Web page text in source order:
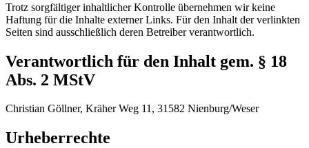
Trotz sorgfältiger inhaltlicher Kontrolle übernehmen wir keine
Haftung für die Inhalte externer Links. Für den Inhalt der verlinkten
Seiten sind ausschließlich deren Betreiber verantwortlich.
Verantwortlich für den Inhalt gem. § 18
Abs. 2 MStV
Christian Göllner, Kräher Weg 11, 31582 Nienburg/Weser
Urheberrechte